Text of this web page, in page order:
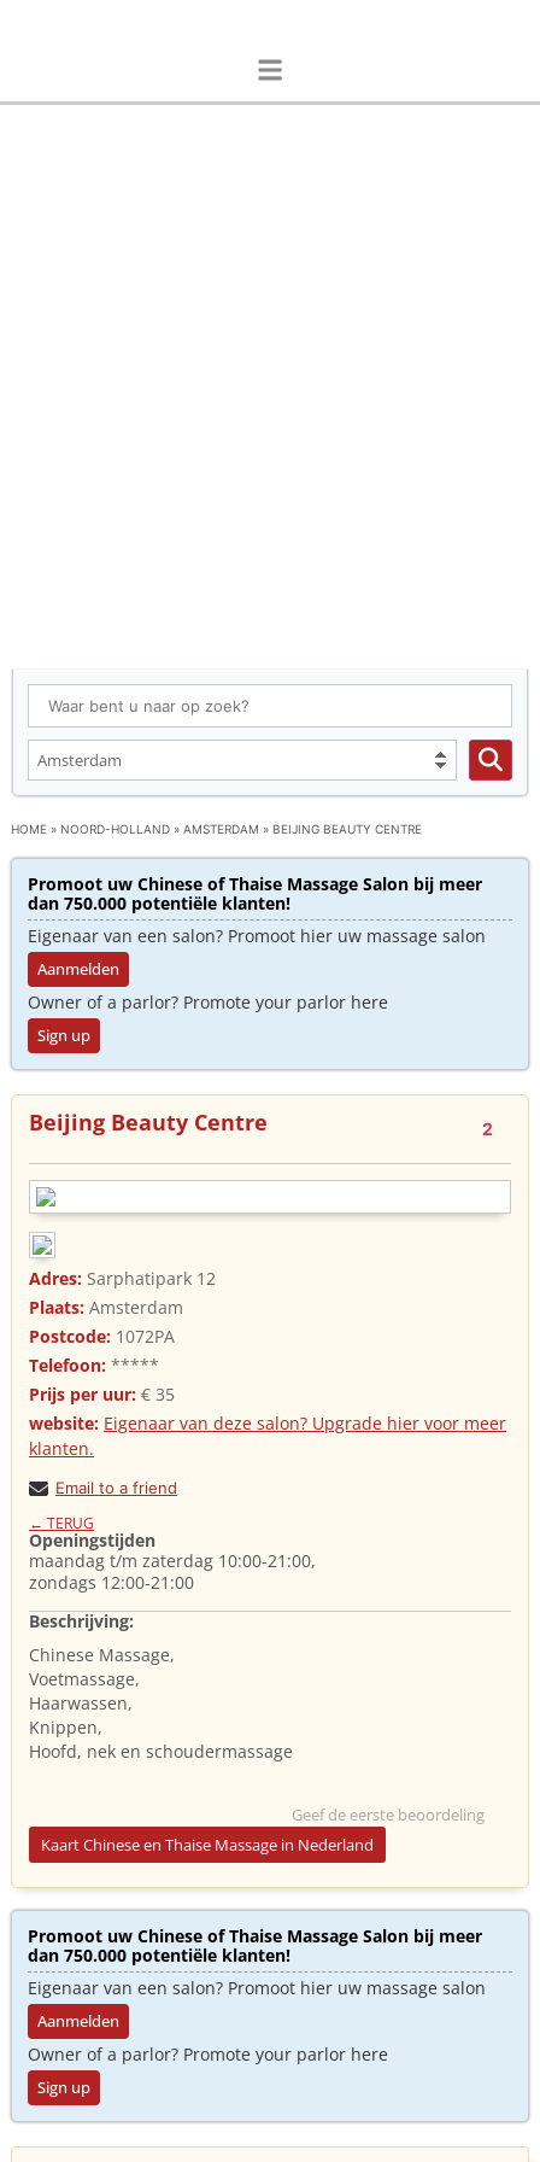
HOME » NOORD-HOLLAND » AMSTERDAM » BEIJING BEAUTY CENTRE
Promoot uw Chinese of Thaise Massage Salon bij meer
dan 750.000 potentiële klanten!
Eigenaar van een salon? Promoot hier uw massage salon
Aanmelden
Owner of a parlor? Promote your parlor here
Sign up
Beijing Beauty Centre 2
Adres: Sarphatipark 12
Plaats: Amsterdam
Postcode: 1072PA
Telefoon: *****
Prijs per uur: € 35
website: Eigenaar van deze salon? Upgrade hier voor meer
klanten.
Email to a friend
← TERUG
Openingstijden
maandag t/m zaterdag 10:00-21:00,
zondags 12:00-21:00
Beschrijving:
Chinese Massage,
Voetmassage,
Haarwassen,
Knippen,
Hoofd, nek en schoudermassage
Geef de eerste beoordeling
Kaart Chinese en Thaise Massage in Nederland
Promoot uw Chinese of Thaise Massage Salon bij meer
dan 750.000 potentiële klanten!
Eigenaar van een salon? Promoot hier uw massage salon
Aanmelden
Owner of a parlor? Promote your parlor here
Sign up